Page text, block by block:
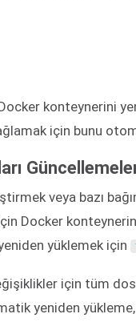
konteynerini
için bunu
veya bazı
Docker
yüklemek için
için tüm
yeniden